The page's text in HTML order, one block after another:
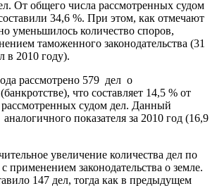
От общего числа рассмотренных судом
34,6 %. При этом, как отмечают
уменьшилось количество споров,
таможенного законодательства (31
в 2010 году).
рассмотрено 579 дел о
что составляет 14,5 % от
рассмотренных судом дел. Данный
показателя за 2010 год (16,9
увеличение количества дел по
применением законодательства о земле.
147 дел, тогда как в предыдущем